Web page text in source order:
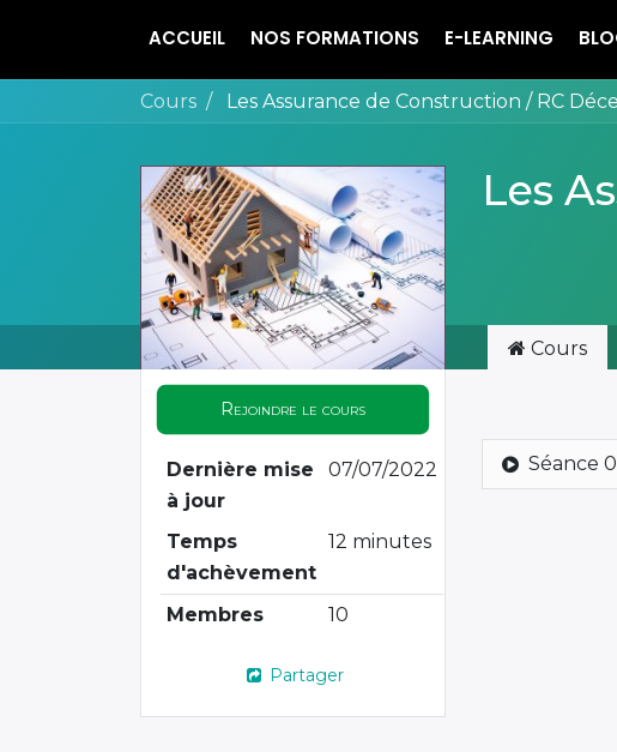
ACCUEIL NOS FORMATIONS E-LEARNING
Cours Les Assurance de Construction / RC
Les
Rejoindre le cours
Dernière mise
à jour
07/07/2022
Temps
d'achèvement
12 minutes
Membres 10
Partager
Cours
Séance